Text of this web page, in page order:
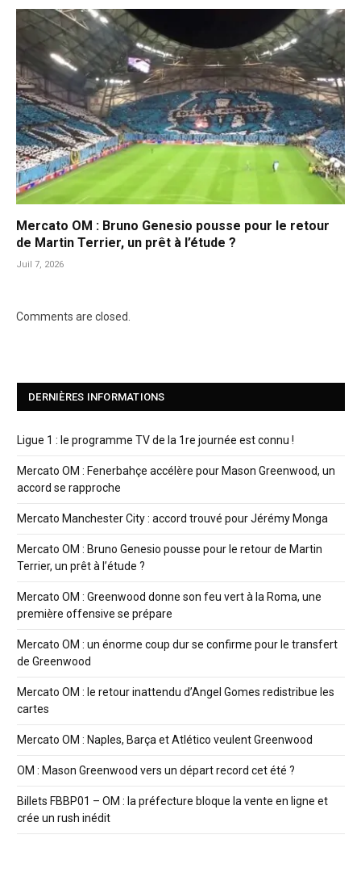
Mercato OM : Bruno Genesio pousse pour le retour
de Martin Terrier, un prêt à l’étude ?
Juil 7, 2026
Comments are closed.
DERNIÈRES INFORMATIONS
Ligue 1 : le programme TV de la 1re journée est connu !
Mercato OM : Fenerbahçe accélère pour Mason Greenwood, un
accord se rapproche
Mercato Manchester City : accord trouvé pour Jérémy Monga
Mercato OM : Bruno Genesio pousse pour le retour de Martin
Terrier, un prêt à l’étude ?
Mercato OM : Greenwood donne son feu vert à la Roma, une
première offensive se prépare
Mercato OM : un énorme coup dur se confirme pour le transfert
de Greenwood
Mercato OM : le retour inattendu d’Angel Gomes redistribue les
cartes
Mercato OM : Naples, Barça et Atlético veulent Greenwood
OM : Mason Greenwood vers un départ record cet été ?
Billets FBBP01 – OM : la préfecture bloque la vente en ligne et
crée un rush inédit